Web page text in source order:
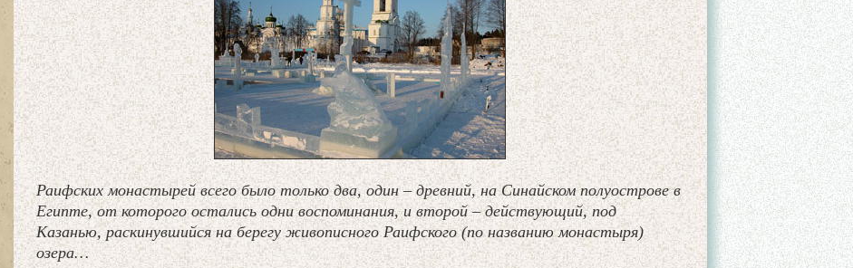
Раифских монастырей всего было только два, один – древний, на Синайском полуострове в
Египте, от которого остались одни воспоминания, и второй – действующий, под
Казанью, раскинувшийся на берегу живописного Раифского (по названию монастыря)
озера…